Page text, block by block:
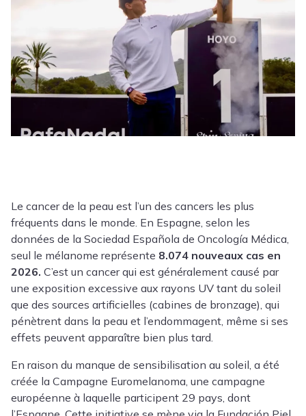
Le cancer de la peau est l’un des cancers les plus
fréquents dans le monde. En Espagne, selon les
données de la Sociedad Española de Oncología Médica,
seul le mélanome représente 8.074 nouveaux cas en
2026. C’est un cancer qui est généralement causé par
une exposition excessive aux rayons UV tant du soleil
que des sources artificielles (cabines de bronzage), qui
pénètrent dans la peau et l’endommagent, même si ses
effets peuvent apparaître bien plus tard.
En raison du manque de sensibilisation au soleil, a été
créée la Campagne Euromelanoma, une campagne
européenne à laquelle participent 29 pays, dont